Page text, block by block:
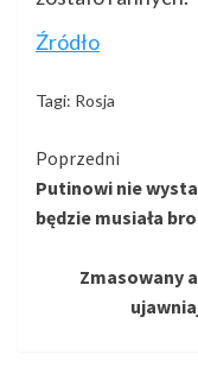
Źródło
Tagi: Rosja
Kontynuuj
czytanie
Poprzedni
Putinowi nie
będzie musiała
Zmasowany